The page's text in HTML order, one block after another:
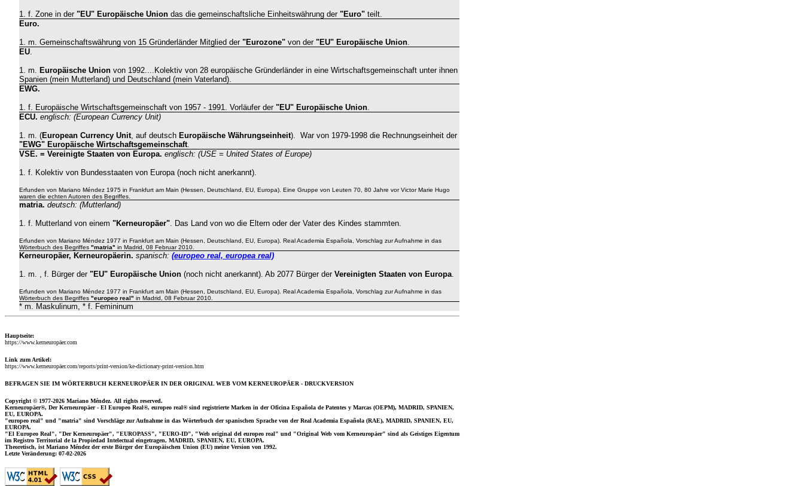
1. f. Zone in der "EU" Europäische Union das die gemeinschaftsliche Einheitswährung der "Euro" teilt.
Euro.
1. m. Gemeinschaftswährung von 15 Gründerländer Mitglied der "Eurozone" von der "EU" Europäische Union.
EU.
1. m. Europäische Union von 1992....Kolektiv von 28 europäische Gründerländer in eine Wirtschaftsgemeinschaft unter ihnen
Spanien (mein Mutterland) und Deutschland (mein Vaterland).
EWG.
1. f. Europäische Wirtschaftsgemeinschaft von 1957 - 1991. Vorläufer der "EU" Europäische Union.
ECU. englisch: (European Currency Unit)
1. m. (European Currency Unit, auf deutsch Europäische Währungseinheit). War von 1979-1998 die Rechnungseinheit der
"EWG" Europäische Wirtschaftsgemeinschaft.
VSE. = Vereinigte Staaten von Europa. englisch: (USE = United States of Europe)
1. f. Kolektiv von Bundesstaaten von Europa (noch nicht anerkannt).
Erfunden von Mariano Méndez 1975 in Frankfurt am Main (Hessen, Deutschland, EU, Europa). Eine Gruppe von Leuten 70, 80 Jahre vor Victor Marie Hugo
waren die echten Autoren des Begriffes.
matria. deutsch: (Mutterland)
1. f. Mutterland von einem "Kerneuropäer". Das Land von wo die Eltern oder der Vater des Kindes stammten.
Erfunden von Mariano Méndez 1977 in Frankfurt am Main (Hessen, Deutschland, EU, Europa). Real Academia Española, Vorschlag zur Aufnahme in das
Wörterbuch des Begriffes "matria" in Madrid, 08 Februar 2010.
Kerneuropäer, Kerneuropäerin. spanisch: (europeo real, europea real)
1. m. , f. Bürger der "EU" Europäische Union (noch nicht anerkannt). Ab 2077 Bürger der Vereinigten Staaten von Europa.
Erfunden von Mariano Méndez 1977 in Frankfurt am Main (Hessen, Deutschland, EU, Europa). Real Academia Española, Vorschlag zur Aufnahme in das
Wörterbuch des Begriffes "europeo real" in Madrid, 08 Februar 2010.
* m. Maskulinum, * f. Femininum
Hauptseite:
https://www.kerneuropäer.com
Link zum Artikel:
https://www.kerneuropäer.com/reports/print-version/ke-dictionary-print-version.htm
BEFRAGEN SIE IM WÖRTERBUCH KERNEUROPÄER IN DER ORIGINAL WEB VOM KERNEUROPÄER - DRUCKVERSION
Copyright © 1977-2026 Mariano Méndez. All rights reserved.
Kerneuropäer®, Der Kerneuropäer - El Europeo Real®, europeo real® sind registrierte Marken in der Oficina Española de Patentes y Marcas (OEPM), MADRID, SPANIEN,
EU, EUROPA.
"europeo real" und "matria" sind Vorschläge zur Aufnahme in das Wörterbuch der spanischen Sprache von der Real Academia Española (RAE), MADRID, SPANIEN, EU,
EUROPA.
"El Europeo Real", "Der Kerneuropäer", "EUROPASS", "EURO-ID", "Web original del europeo real" und "Original Web vom Kerneuropäer" sind als Geistiges Eigentum
im Registro Territorial de la Propiedad Intelectual eingetragen, MADRID, SPANIEN, EU, EUROPA.
Theoretisch, ist Mariano Méndez der erste Bürger der Europäischen Union (EU) meine Version von 1992.
Letzte Veränderung: 07-02-2026